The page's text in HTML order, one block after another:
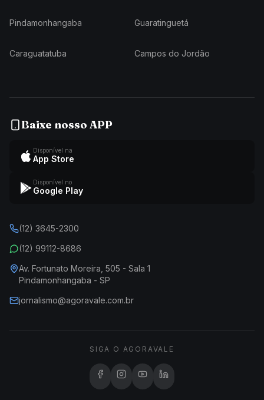
Pindamonhangaba Guaratinguetá
Caraguatatuba Campos do Jordão
Baixe nosso APP
Disponível na
App Store
Disponível no
Google Play
(12) 3645-2300
(12) 99112-8686
Av. Fortunato Moreira, 505 - Sala 1
Pindamonhangaba - SP
jornalismo@agoravale.com.br
SIGA O AGORAVALE